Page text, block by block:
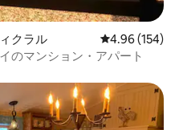
クラル レビュー154
4.96 (154)
のマンション・アパート